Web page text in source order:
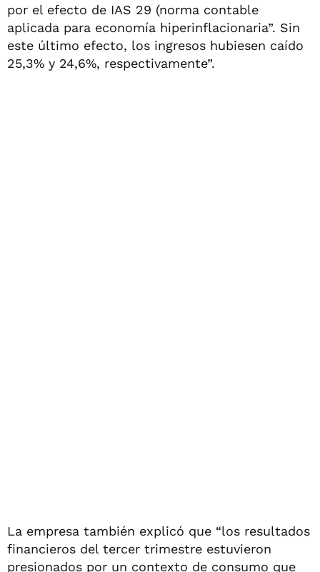
por el efecto de IAS 29 (norma contable
aplicada para economía hiperinflacionaria”. Sin
este último efecto, los ingresos hubiesen caído
25,3% y 24,6%, respectivamente”.
La empresa también explicó que “los resultados
financieros del tercer trimestre estuvieron
presionados por un contexto de consumo que